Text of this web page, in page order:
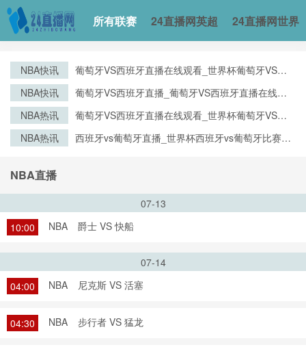
所有联赛 24直播网英超 24直播网世界
NBA快讯
葡萄牙VS西班牙直播在线观看_世界杯葡萄牙VS西
NBA快讯
葡萄牙VS西班牙直播_葡萄牙VS西班牙直播在线观
NBA热讯
葡萄牙VS西班牙直播在线观看_世界杯葡萄牙VS西
NBA热讯
西班牙vs葡萄牙直播_世界杯西班牙vs葡萄牙比赛直
NBA直播
07-13
10:00
NBA 爵士 VS 快船
07-14
04:00
NBA 尼克斯 VS 活塞
04:30 NBA 步行者 VS 猛龙